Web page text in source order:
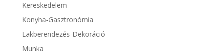
Kereskedelem
Konyha-Gasztronómia
Lakberendezés-Dekoráció
Munka